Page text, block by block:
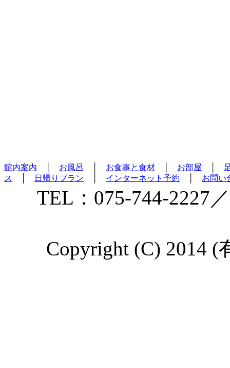
館内案内 お風呂 お食事と食材 お部屋
ス
日帰りプラン インターネット予約 お問い
TEL：075-744-2227
Copyright (C) 2014 (